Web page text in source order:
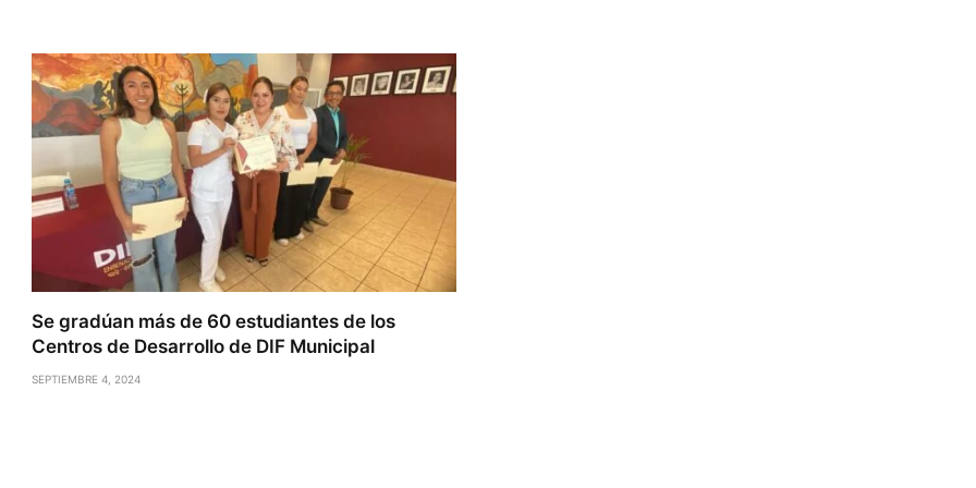
Se gradúan más de 60 estudiantes de los
Centros de Desarrollo de DIF Municipal
SEPTIEMBRE 4, 2024